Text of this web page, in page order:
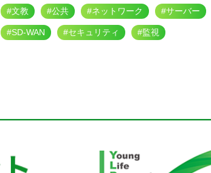
#文教 #公共 #ネットワーク #サーバー
#SD-WAN #セキュリティ #監視